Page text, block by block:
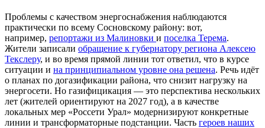
Проблемы с качеством энергоснабжения наблюдаются
практически по всему Сосновскому району: вот,
например, репортажи из Малиновки и поселка Терема.
Жители записали обращение к губернатору региона Алексею
Текслеру, и во время прямой линии тот ответил, что в курсе
ситуации и на принципиальном уровне она решена. Речь идёт
о планах по догазификации района, что снизит нагрузку на
энергосети. Но газифицикация — это перспектива нескольких
лет (жителей ориентируют на 2027 год), а в качестве
локальных мер «Россети Урал» модернизируют конкретные
линии и трансформаторные подстанции. Часть героев наших